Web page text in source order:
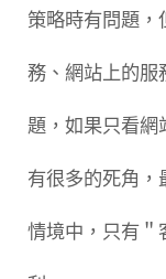
策略時有問題，
務、網站上的服
題，如果只看網
有很多的死角，
情境中，只有＂